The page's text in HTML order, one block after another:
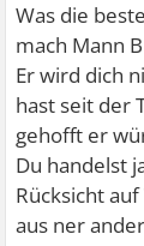
Was die
mach Mann
Er wird dich
hast seit der
gehofft er
Du handelst
Rücksicht
aus ner